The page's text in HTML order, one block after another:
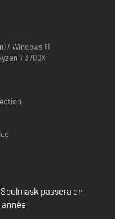
que vous pouvez
également le vaisseaux
entièrement
moteurs antigravité
équiper des traîneaux à
Il est également possible
comme un poste de
vitesse, et même de
embarqués et pièces
votre navire en une
suivre à bord, ils peuvent
de production et de
/ Windows 11
7 3700X
passera en